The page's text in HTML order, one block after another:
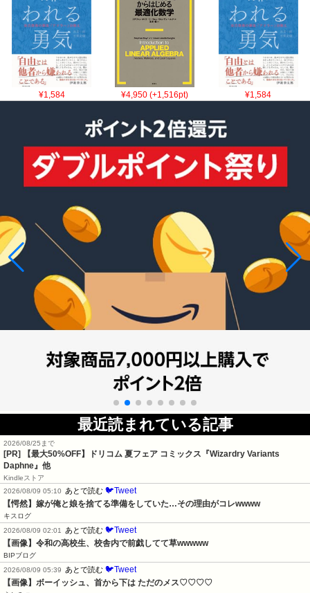
¥1,584 ¥4,950 (+1,516pt) ¥1,584
最近読まれている記事
2026/08/25まで
[PR]
【最大50%OFF】ドリコム 夏フェア コミックス『Wizardry Variants
Daphne』他
Kindleストア
2026/08/09 05:10
あとで読む 🐦Tweet
【愕然】嫁が俺と娘を捨てる準備をしていた…その理由がコレwwww
キスログ
2026/08/09 02:01
あとで読む 🐦Tweet
【画像】令和の高校生、校舎内で前戯してて草wwwww
BIPブログ
2026/08/09 05:39
あとで読む 🐦Tweet
【画像】ボーイッシュ、首から下は ただのメス♡♡♡♡